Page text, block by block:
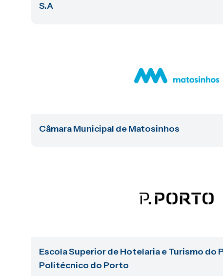
S.A
Câmara Municipal de Matosinhos
Escola Superior de Hotelaria e Turismo
Politécnico do Porto